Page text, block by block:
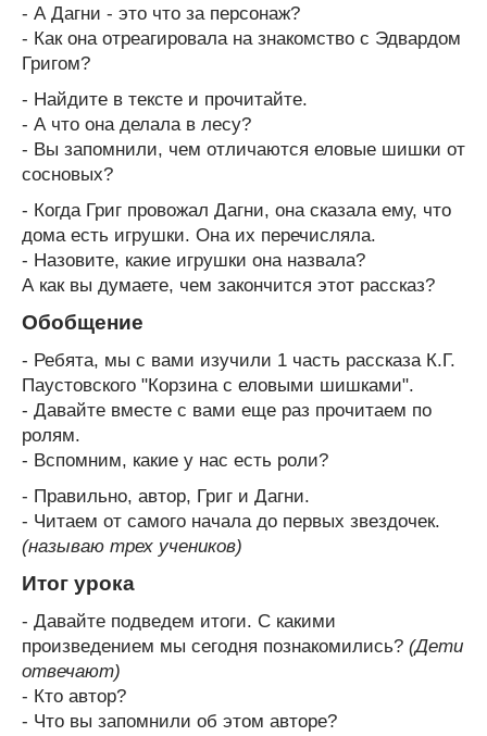
- А Дагни - это что за персонаж?
- Как она отреагировала на знакомство с Эдвардом
Григом?
- Найдите в тексте и прочитайте.
- А что она делала в лесу?
- Вы запомнили, чем отличаются еловые шишки от
сосновых?
- Когда Григ провожал Дагни, она сказала ему, что
дома есть игрушки. Она их перечисляла.
- Назовите, какие игрушки она назвала?
А как вы думаете, чем закончится этот рассказ?
Обобщение
- Ребята, мы с вами изучили 1 часть рассказа К.Г.
Паустовского "Корзина с еловыми шишками".
- Давайте вместе с вами еще раз прочитаем по
ролям.
- Вспомним, какие у нас есть роли?
- Правильно, автор, Григ и Дагни.
- Читаем от самого начала до первых звездочек.
(называю трех учеников)
Итог урока
- Давайте подведем итоги. С какими
произведением мы сегодня познакомились? (Дети
отвечают)
- Кто автор?
- Что вы запомнили об этом авторе?